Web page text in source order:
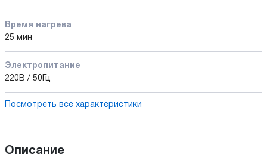
Время нагрева
25 мин
Электропитание
220В / 50Гц
Посмотреть все характеристики
Описание